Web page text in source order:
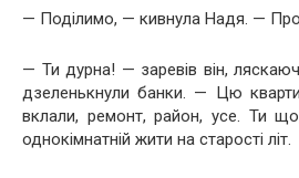
— Поділимо, — кивнула Надя. —
— Ти дурна! — заревів він,
дзеленькнули банки. — Цю
вклали, ремонт, район, усе. Ти
однокімнатній жити на старості літ.